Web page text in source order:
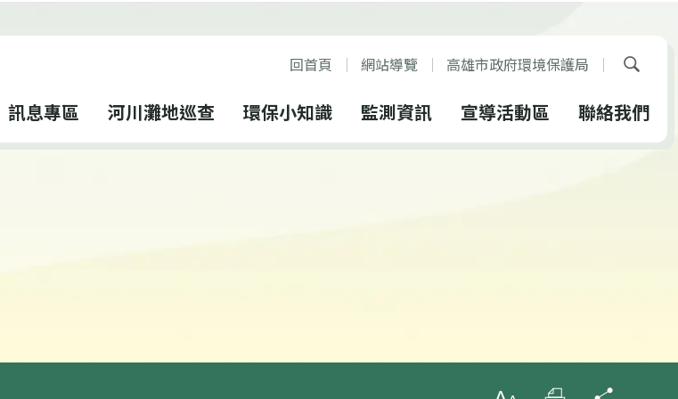
回首頁 網站導覽 高雄市政府環境保護局
訊息專區 河川灘地巡查 環保小知識 監測資訊 宣導活動區 聯絡我們